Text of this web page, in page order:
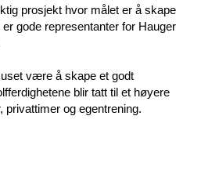
prosjekt hvor målet er å skape
gode representanter for Hauger
være å skape et godt
blir tatt til et høyere
privattimer og egentrening.